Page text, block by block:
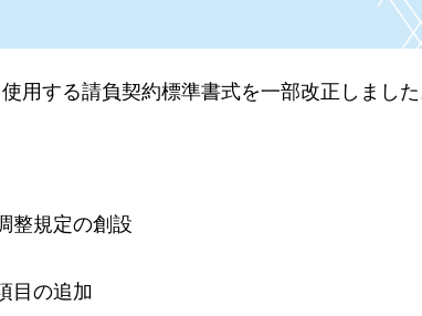
用する請負契約標準書式を一部改正しました
整規定の創設
目の追加